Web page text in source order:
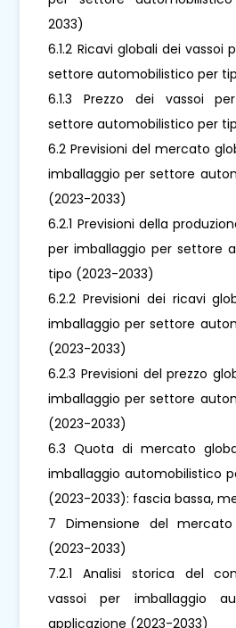
2033)
6.1.2 Ricavi globali dei vassoi
settore automobilistico per
6.1.3 Prezzo dei vassoi
settore automobilistico per
6.2 Previsioni del mercato
imballaggio per settore
(2023-2033)
6.2.1 Previsioni della
per imballaggio per settore
tipo (2023-2033)
6.2.2 Previsioni dei ricavi
imballaggio per settore
(2023-2033)
6.2.3 Previsioni del prezzo
imballaggio per settore
(2023-2033)
6.3 Quota di mercato
imballaggio automobilistico
(2023-2033): fascia bassa,
7 Dimensione del
(2023-2033)
7.2.1 Analisi storica del
vassoi per imballaggio
applicazione (2023-2033)